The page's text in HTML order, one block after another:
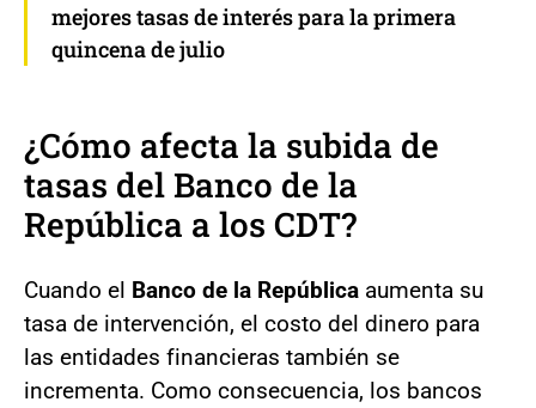
mejores tasas de interés para la primera
quincena de julio
¿Cómo afecta la subida de
tasas del Banco de la
República a los CDT?
Cuando el Banco de la República aumenta su
tasa de intervención, el costo del dinero para
las entidades financieras también se
incrementa. Como consecuencia, los bancos